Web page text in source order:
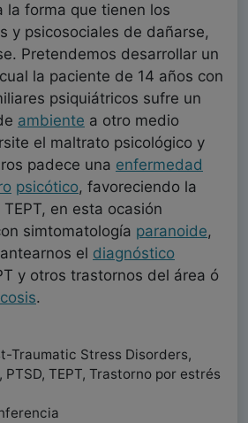
la forma que tienen los
y psicosociales de dañarse,
Pretendemos desarrollar un
la paciente de 14 años con
psiquiátricos sufre un
ambiente a otro medio
el maltrato psicológico y
padece una enfermedad
psicótico, favoreciendo la
en esta ocasión
simtomatología paranoide,
el diagnóstico
y otros trastornos del área ó
.
Traumatic Stress Disorders,
TEPT, Trastorno por estrés